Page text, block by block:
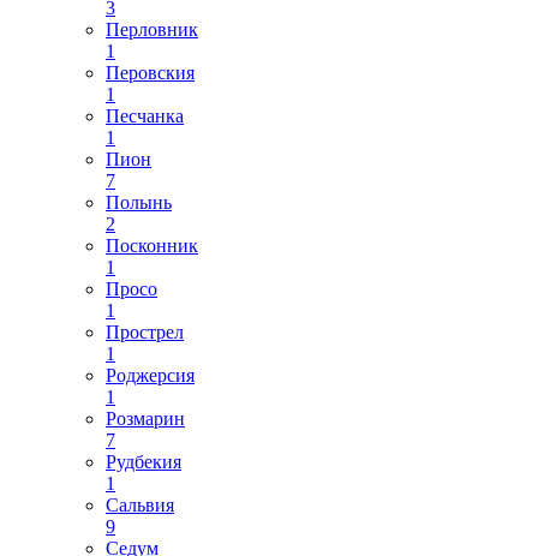
3
Перловник
1
Перовския
1
Песчанка
1
Пион
7
Полынь
2
Посконник
1
Просо
1
Прострел
1
Роджерсия
1
Розмарин
7
Рудбекия
1
Сальвия
9
Седум